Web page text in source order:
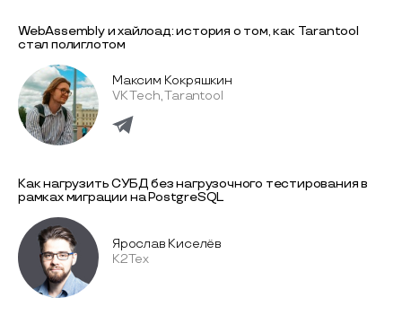
WebAssembly и хайлоад: история о том, как Tarantool
стал полиглотом
Максим Кокряшкин
VK Tech, Tarantool
Как нагрузить СУБД без нагрузочного тестирования в
рамках миграции на PostgreSQL
Ярослав Киселёв
К2Тех